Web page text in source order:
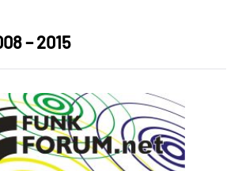
– 2015